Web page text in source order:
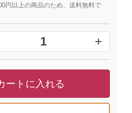
円以上の商品のため、送料無料で
1 +
ートに入れる